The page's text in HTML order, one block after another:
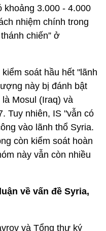
khoảng 3.000 - 4.000
nhiệm chính trong
chiến” ở
soát hầu hết "lãnh
này bị đánh bật
Mosul (Iraq) và
Tuy nhiên, IS "vẫn có
vào lãnh thổ Syria.
còn kiểm soát hoàn
này vẫn còn nhiều
về vấn đề Syria,
và Tổng thư ký